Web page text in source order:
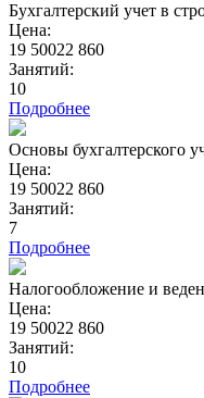
Бухгалтерский учет в
Цена:
19 50022 860
Занятий:
10
Подробнее
Основы бухгалтерского
Цена:
19 50022 860
Занятий:
7
Подробнее
Налогообложение и
Цена:
19 50022 860
Занятий:
10
Подробнее